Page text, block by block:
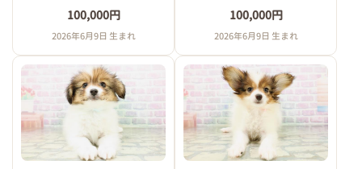
100,000円
2026年6月9日 生まれ
100,000円
2026年6月9日 生まれ